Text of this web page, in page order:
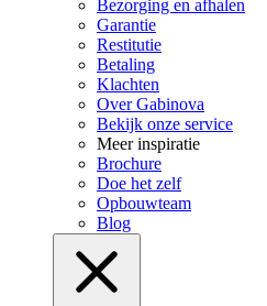
Bezorging en afhalen
Garantie
Restitutie
Betaling
Klachten
Over Gabinova
Bekijk onze service
Meer inspiratie
Brochure
Doe het zelf
Opbouwteam
Blog